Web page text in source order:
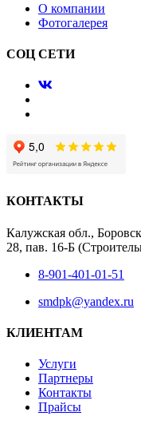
О компании
Фотогалерея
СОЦ СЕТИ
КОНТАКТЫ
Калужская обл.,
28, пав. 16-Б
8-901-401-01-51
smdpk@yandex.ru
КЛИЕНТАМ
Услуги
Партнеры
Контакты
Прайсы